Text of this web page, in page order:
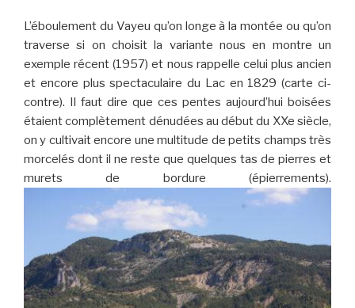
L’éboulement du Vayeu qu’on longe à la montée ou qu’on
traverse si on choisit la variante nous en montre un
exemple récent (1957) et nous rappelle celui plus ancien
et encore plus spectaculaire du Lac en 1829 (carte ci-
contre). Il faut dire que ces pentes aujourd’hui boisées
étaient complètement dénudées au début du XXe siècle,
on y cultivait encore une multitude de petits champs très
morcelés dont il ne reste que quelques tas de pierres et
murets de bordure (épierrements).